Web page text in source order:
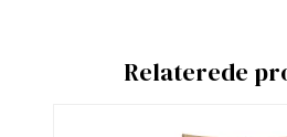
Relaterede